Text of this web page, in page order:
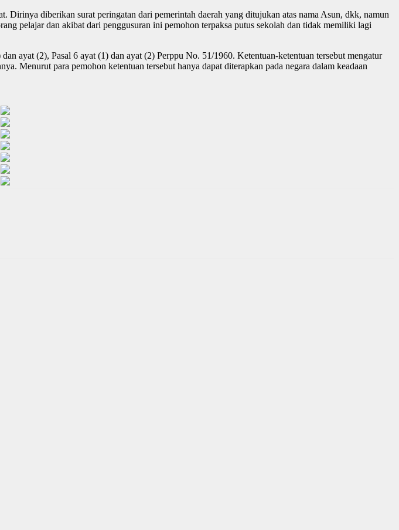
Dirinya diberikan surat peringatan dari pemerintah daerah yang ditujukan atas nama Asun, dkk, namun
pelajar dan akibat dari penggusuran ini pemohon terpaksa putus sekolah dan tidak memiliki lagi
ayat (2), Pasal 6 ayat (1) dan ayat (2) Perppu No. 51/1960. Ketentuan-ketentuan tersebut mengatur
Menurut para pemohon ketentuan tersebut hanya dapat diterapkan pada negara dalam keadaan